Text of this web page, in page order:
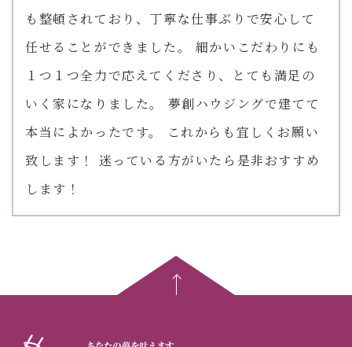
も整頓されており、丁寧な仕事ぶりで安心して
任せることができました。 細かいこだわりにも
１つ１つ全力で応えてくださり、とても満足の
いく家になりました。 夢創ハウジングで建てて
本当によかったです。 これからも宜しくお願い
致します！ 迷っている方がいたら是非おすすめ
します！